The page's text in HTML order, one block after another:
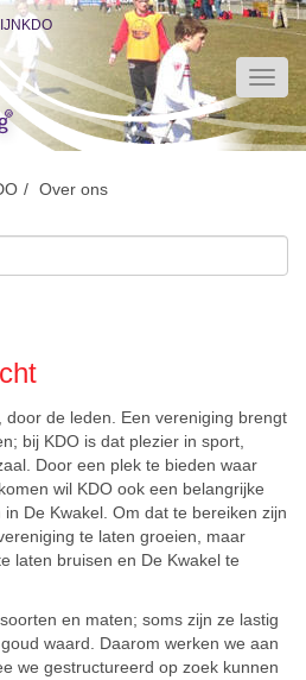
Over ons
door de leden. Een vereniging brengt
bij KDO is dat plezier in sport,
Door een plek te bieden waar
wil KDO ook een belangrijke
De Kwakel. Om dat te bereiken zijn
te laten groeien, maar
laten bruisen en De Kwakel te
en maten; soms zijn ze lastig
waard. Daarom werken we aan
we gestructureerd op zoek kunnen